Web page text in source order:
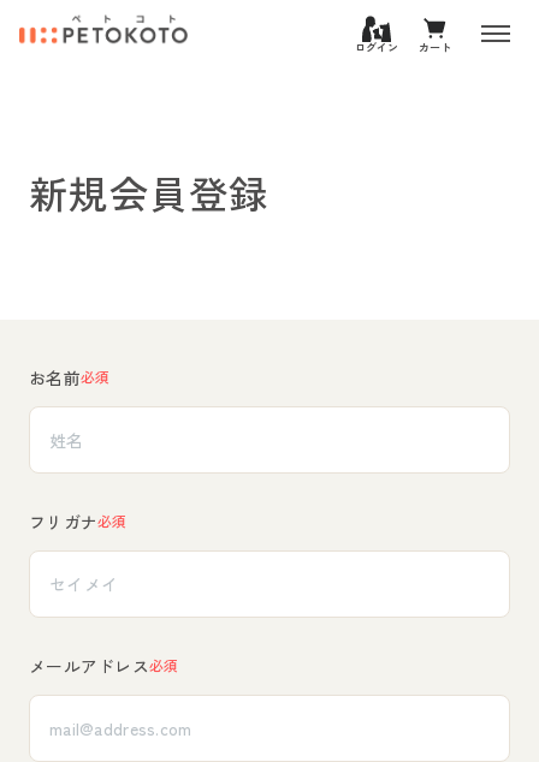
ログイン カート
新規会員登録
お名前必須
フリガナ必須
メールアドレス必須